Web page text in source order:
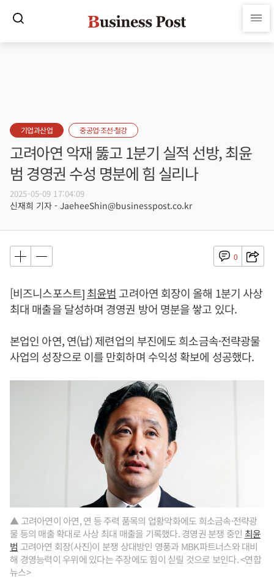
기업과산업 중공업·조선·철강
고려아연 악재 뚫고 1분기 실적 선방, 최윤
범 경영권 수성 명분에 힘 실리나
2025-05-09 17:04:09
신재희 기자 - JaeheeShin@businesspost.co.kr
0
[비즈니스포스트]최윤범 고려아연 회장이 올해 1분기 사상
최대 매출을 달성하며 경영권 방어 명분을 쌓고 있다.
본업인 아연, 연(납) 제련업의 부진에도 희소금속·전략광물
사업의 성장으로 이를 만회하며 수익성 확보에 성공했다.
▲ 고려아연이 아연, 연 등 주력 품목의 업황악화에도 희소금속·전략광
물 등의 매출 확대로 사상 최대 매출을 기록했다. 경영권 분쟁 중인 최윤
범 고려아연 회장(사진)이 분쟁 상대방인 영풍과 MBK파트너스와 대비
해 경영능력이 우위에 있다는 주장에도 힘이 싣릴 것으로 보인다. <연합
뉴스>